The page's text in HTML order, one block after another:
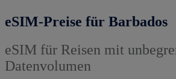
eSIM-Preise für Barbados
eSIM für Reisen mit
Datenvolumen